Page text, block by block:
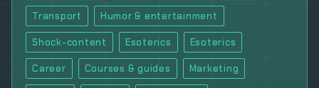
Transport Humor & entertainment
Shock-content Esoterics Esoterics
Career Courses & guides Marketing